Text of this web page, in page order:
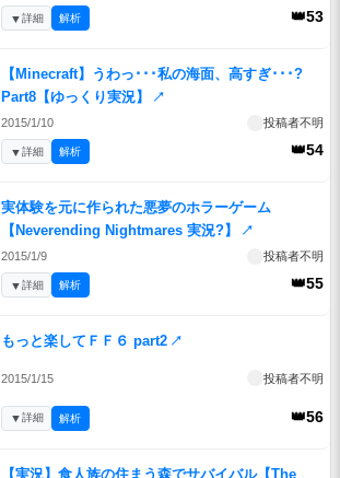
👑53
▼詳細 解析
【Minecraft】うわっ･･･私の海面、高すぎ･･･?
Part8【ゆっくり実況】
↗
2015/1/10 投稿者不明
👑54
▼詳細 解析
実体験を元に作られた悪夢のホラーゲーム
【Neverending Nightmares 実況?】
↗
2015/1/9 投稿者不明
👑55
▼詳細 解析
もっと楽してＦＦ６ part2 ↗
2015/1/15 投稿者不明
👑56
▼詳細 解析
【実況】食人族の住まう森でサバイバル【The